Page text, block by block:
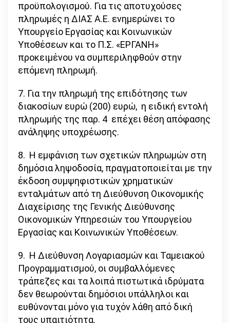
προϋπολογισμού. Για τις αποτυχούσες
πληρωμές η ΔΙΑΣ Α.Ε. ενημερώνει το
Υπουργείο Εργασίας και Κοινωνικών
Υποθέσεων και το Π.Σ. «ΕΡΓΑΝΗ»
προκειμένου να συμπεριληφθούν στην
επόμενη πληρωμή.
7. Για την πληρωμή της επιδότησης των
διακοσίων ευρώ (200) ευρώ, η ειδική εντολή
πληρωμής της παρ. 4 επέχει θέση απόφασης
ανάληψης υποχρέωσης.
8. Η εμφάνιση των σχετικών πληρωμών στη
δημόσια ληψοδοσία, πραγματοποιείται με την
έκδοση συμψηφιστικών χρηματικών
ενταλμάτων από τη Διεύθυνση Οικονομικής
Διαχείρισης της Γενικής Διεύθυνσης
Οικονομικών Υπηρεσιών του Υπουργείου
Εργασίας και Κοινωνικών Υποθέσεων.
9. Η Διεύθυνση Λογαριασμών και Ταμειακού
Προγραμματισμού, οι συμβαλλόμενες
τράπεζες και τα λοιπά πιστωτικά ιδρύματα
δεν θεωρούνται δημόσιοι υπάλληλοι και
ευθύνονται μόνο για τυχόν λάθη από δική
τους υπαιτιότητα.